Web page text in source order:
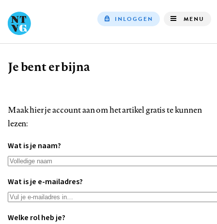
INLOGGEN MENU
Kruimelpad
Je bent er bijna
Maak hier je account aan om het artikel gratis te kunnen
lezen:
Wat is je naam?
Wat is je e-mailadres?
Welke rol heb je?